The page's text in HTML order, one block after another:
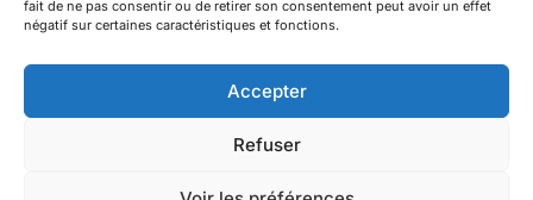
fait de ne pas consentir ou de retirer son consentement peut avoir un effet
négatif sur certaines caractéristiques et fonctions.
Accepter
Refuser